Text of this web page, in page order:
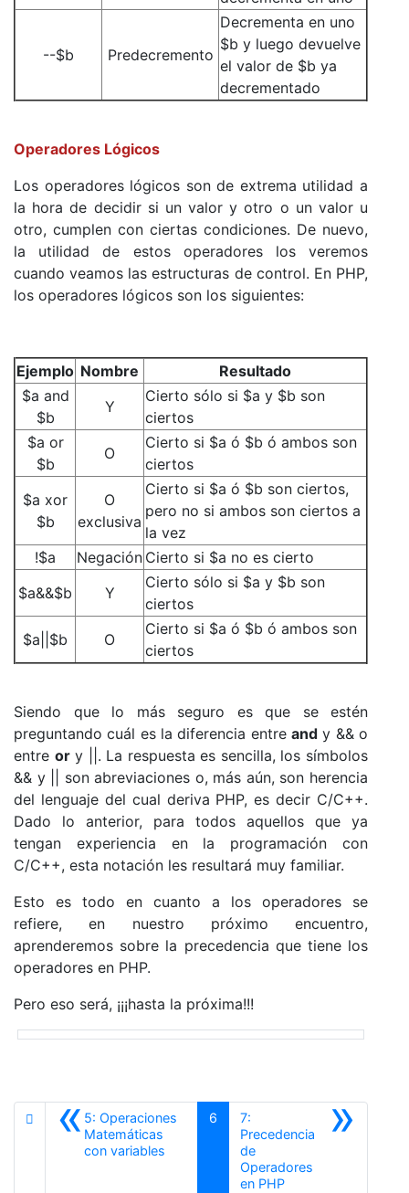
--$b Predecremento
Decrementa en uno
$b y luego devuelve
el valor de $b ya
decrementado
Operadores Lógicos
Los operadores lógicos son de extrema utilidad a
la hora de decidir si un valor y otro o un valor u
otro, cumplen con ciertas condiciones. De nuevo,
la utilidad de estos operadores los veremos
cuando veamos las estructuras de control. En PHP,
los operadores lógicos son los siguientes:
Ejemplo Nombre
Resultado
$a and
$b
Y
Cierto sólo si $a y $b son
ciertos
$a or
$b
O
Cierto si $a ó $b ó ambos son
ciertos
$a xor
$b
O
exclusiva
Cierto si $a ó $b son ciertos,
pero no si ambos son ciertos a
la vez
!$a
Negación Cierto si $a no es cierto
$a&&$b
Y
Cierto sólo si $a y $b son
ciertos
$a||$b
O
Cierto si $a ó $b ó ambos son
ciertos
Siendo que lo más seguro es que se estén
preguntando cuál es la diferencia entre and y && o
entre ory ||. La respuesta es sencilla, los símbolos
&& y || son abreviaciones o, más aún, son herencia
del lenguaje del cual deriva PHP, es decir C/C++.
Dado lo anterior, para todos aquellos que ya
tengan experiencia en la programación con
C/C++, esta notación les resultará muy familiar.
Esto es todo en cuanto a los operadores se
refiere, en nuestro próximo encuentro,
aprenderemos sobre la precedencia que tiene los
operadores en PHP.
Pero eso será, ¡¡¡hasta la próxima!!!
«5: Operaciones
Matemáticas
con variables
6 »
7:
Precedencia
de
Operadores
en PHPSiguiente